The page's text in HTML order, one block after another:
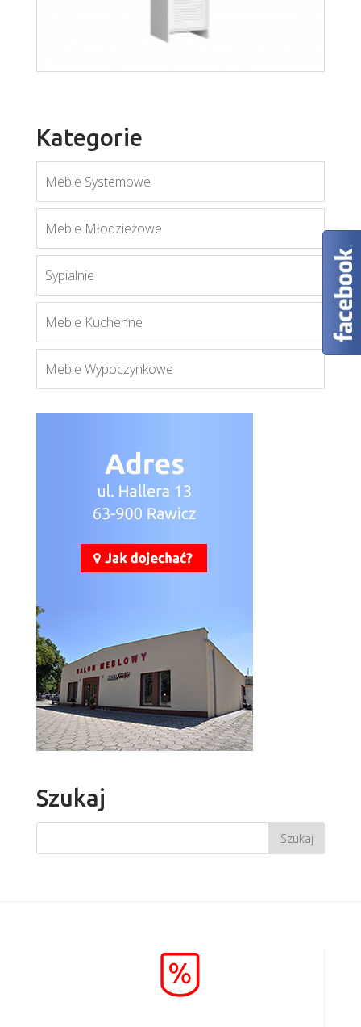
Kategorie
Meble Systemowe
Meble Młodzieżowe
Sypialnie
Meble Kuchenne
Meble Wypoczynkowe
Szukaj